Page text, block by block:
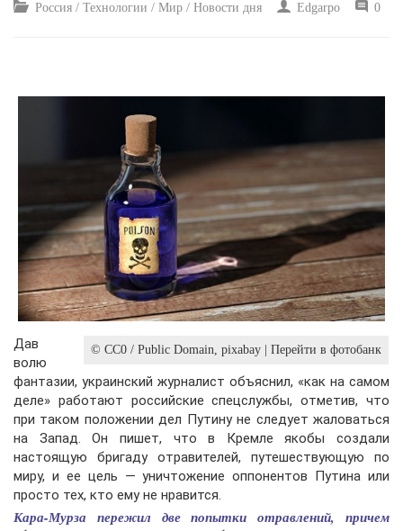
ПРОИСШЕСТВИЯ
Россия / Технологии / Мир / Новости дня
Edgarpo 0
© CC0 / Public Domain, pixabay | Перейти в фотобанк
Дав
волю
фантазии, украинский журналист объяснил, «как на самом
деле» работают российские спецслужбы, отметив, что
при таком положении дел Путину не следует жаловаться
на Запад. Он пишет, что в Кремле якобы создали
настоящую бригаду отравителей, путешествующую по
миру, и ее цель — уничтожение оппонентов Путина или
просто тех, кто ему не нравится.
Кара-Мурза пережил две попытки отравлений, причем